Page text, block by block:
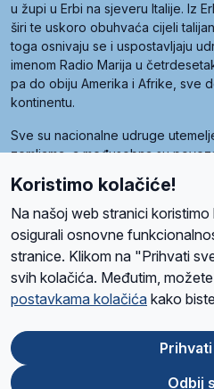
u župi u Erbi na sjeveru Italije. Iz
širi te uskoro obuhvaća cijeli
toga osnivaju se i uspostavljaju
imenom Radio Marija u
pa do obiju Amerika i Afrike, sve
kontinentu.
Sve su nacionalne udruge
zemljama, a međusobna su
Radio Maria). Svjetsku obitelj
kojima je i hrvatska Udruga Radio
O namaRadio ProgramVolonteri
Ova stranica je zaštićena
Google
Koristimo kolačiće!
Na našoj web stranici
osigurali osnovne
stranice. Klikom na "Prihvati
svih kolačića. Međutim,
postavkama kolačića kako
Odbij